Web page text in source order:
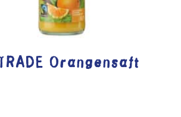
Orangensaft